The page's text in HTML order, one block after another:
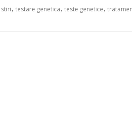
stiri, testare genetica, teste genetice,